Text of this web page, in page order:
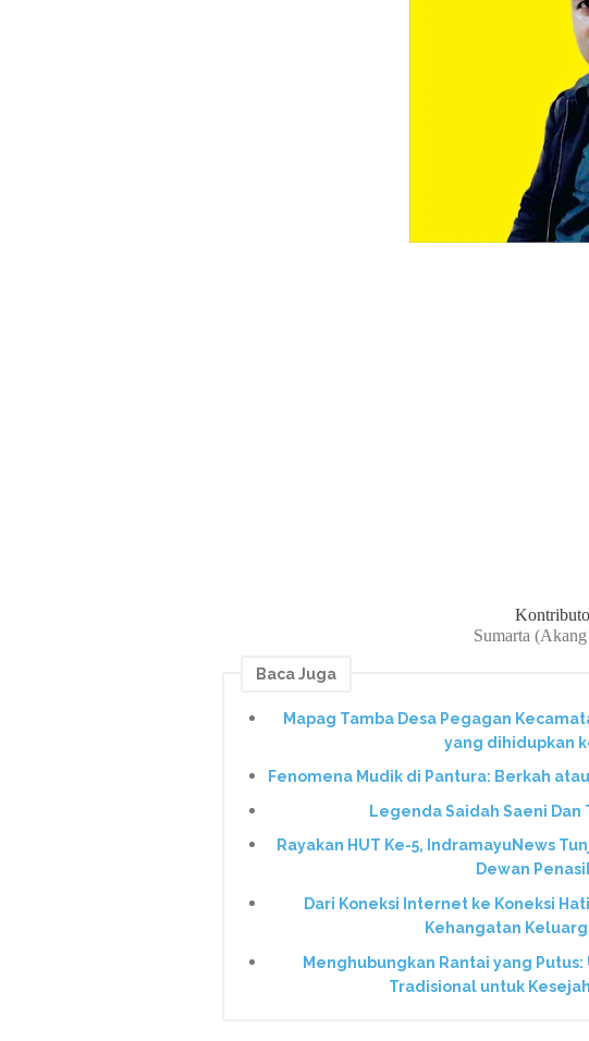
Sumarta
Baca Juga
Mapag Tamba Desa Pegagan
yang dihidupkan
Fenomena Mudik di Pantura: Berkah
Legenda Saidah Saeni Dan
Rayakan HUT Ke-5, IndramayuNews
Dewan
Dari Koneksi Internet ke Koneksi
Kehangatan
Menghubungkan Rantai yang
Tradisional untuk